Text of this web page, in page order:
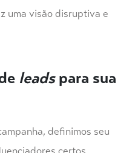
uma visão disruptiva e
leadspara sua
definimos seu